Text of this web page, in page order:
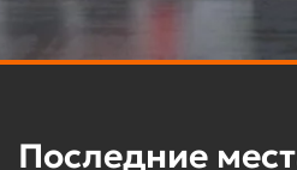
Последние